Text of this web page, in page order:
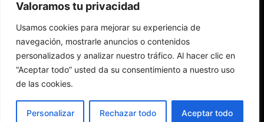
Valoramos tu privacidad
Usamos cookies para mejorar su experiencia de
navegación, mostrarle anuncios o contenidos
personalizados y analizar nuestro tráfico. Al hacer clic en
“Aceptar todo” usted da su consentimiento a nuestro uso
de las cookies.
Personalizar Rechazar todo Aceptar todo
Redes Cristianas
Una mirada alternativa sobre la Iglesia católica y la sociedad
- Colectivos de Redes Cristianas